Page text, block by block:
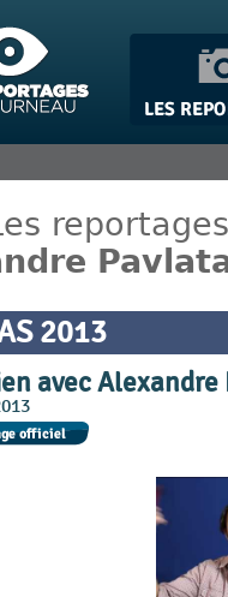
reportages
2013
avec Alexandre